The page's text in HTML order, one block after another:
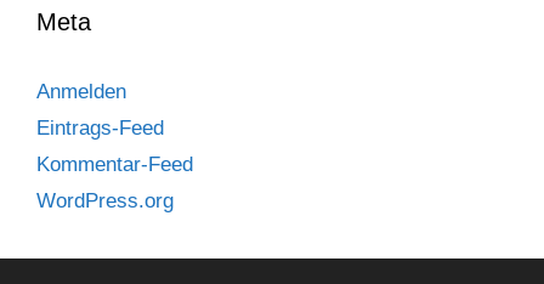
Meta
Anmelden
Eintrags-Feed
Kommentar-Feed
WordPress.org